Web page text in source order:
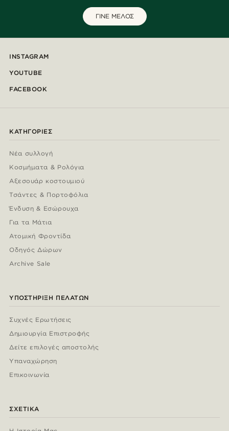
ΓΙΝΕ ΜΕΛΟΣ
INSTAGRAM
YOUTUBE
FACEBOOK
ΚΑΤΗΓΟΡΊΕΣ
Νέα συλλογή
Κοσμήματα & Ρολόγια
Αξεσουάρ κοστουμιού
Τσάντες & Πορτοφόλια
Ένδυση & Εσώρουχα
Για τα Μάτια
Ατομική Φροντίδα
Οδηγός Δώρων
Archive Sale
ΥΠΟΣΤΉΡΙΞΗ ΠΕΛΑΤΏΝ
Συχνές Ερωτήσεις
Δημιουργία Επιστροφής
Δείτε επιλογές αποστολής
Υπαναχώρηση
Επικοινωνία
ΣΧΕΤΙΚΆ